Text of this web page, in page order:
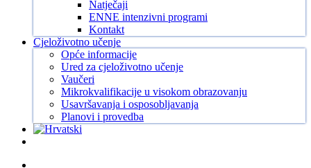
Natječaji
ENNE intenzivni programi
Kontakt
Cjeloživotno učenje
Opće informacije
Ured za cjeloživotno učenje
Vaučeri
Mikrokvalifikacije u visokom obrazovanju
Usavršavanja i osposobljavanja
Planovi i provedba